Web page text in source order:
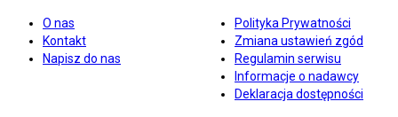
O nas
Kontakt
Napisz do nas
Polityka Prywatności
Zmiana ustawień zgód
Regulamin serwisu
Informacje o nadawcy
Deklaracja dostępności